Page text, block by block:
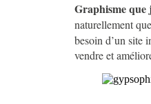
Graphisme que
naturellement
besoin d’un site
vendre et